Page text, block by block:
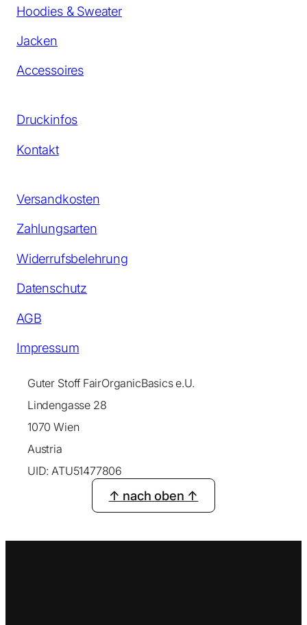
Hoodies & Sweater
Jacken
Accessoires
Druckinfos
Kontakt
Versandkosten
Zahlungsarten
Widerrufsbelehrung
Datenschutz
AGB
Impressum
Guter Stoff FairOrganicBasics e.U.
Lindengasse 28
1070 Wien
Austria
UID: ATU51477806
↑ nach oben ↑